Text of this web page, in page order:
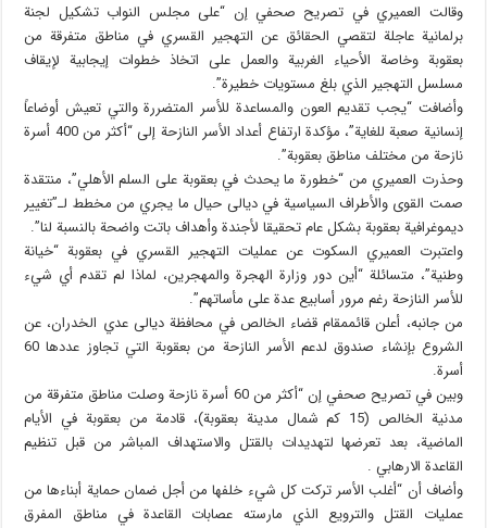
وقالت العميري في تصريح صحفي إن “على مجلس النواب تشكيل لجنة
برلمانية عاجلة لتقصي الحقائق عن التهجير القسري في مناطق متفرقة من
بعقوبة وخاصة الأحياء الغربية والعمل على اتخاذ خطوات إيجابية لإيقاف
مسلسل التهجير الذي بلغ مستويات خطيرة”.
وأضافت “يجب تقديم العون والمساعدة للأسر المتضررة والتي تعيش أوضاعاً
إنسانية صعبة للغاية”، مؤكدة ارتفاع أعداد الأسر النازحة إلى “أكثر من 400 أسرة
نازحة من مختلف مناطق بعقوبة”.
وحذرت العميري من “خطورة ما يحدث في بعقوبة على السلم الأهلي”، منتقدة
صمت القوى والأطراف السياسية في ديالى حيال ما يجري من مخطط لـ”تغيير
ديموغرافية بعقوبة بشكل عام تحقيقا لأجندة وأهداف باتت واضحة بالنسبة لنا”.
واعتبرت العميري السكوت عن عمليات التهجير القسري في بعقوبة “خيانة
وطنية”، متسائلة “أين دور وزارة الهجرة والمهجرين، لماذا لم تقدم أي شيء
للأسر النازحة رغم مرور أسابيع عدة على مأساتهم”.
من جانبه، أعلن قائممقام قضاء الخالص في محافظة ديالى عدي الخدران، عن
الشروع بإنشاء صندوق لدعم الأسر النازحة من بعقوبة التي تجاوز عددها 60
أسرة.
وبين في تصريح صحفي إن “أكثر من 60 أسرة نازحة وصلت مناطق متفرقة من
مدنية الخالص (15 كم شمال مدينة بعقوبة)، قادمة من بعقوبة في الأيام
الماضية، بعد تعرضها لتهديدات بالقتل والاستهداف المباشر من قبل تنظيم
القاعدة الارهابي .
وأضاف أن “أغلب الأسر تركت كل شيء خلفها من أجل ضمان حماية أبناءها من
عمليات القتل والترويع الذي مارسته عصابات القاعدة في مناطق المفرق